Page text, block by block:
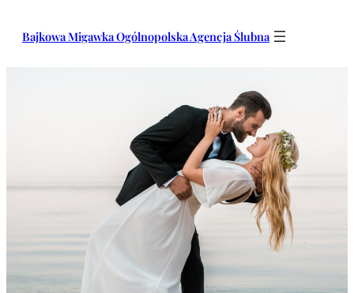
Bajkowa Migawka Ogólnopolska Agencja Ślubna